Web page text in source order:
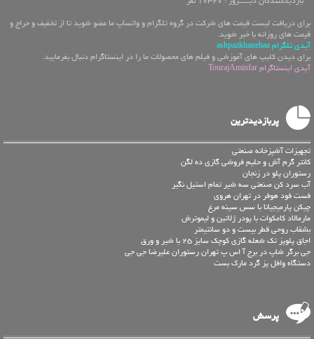
برای دریافت لیست قیمت های شرکت در گروه تلگرام و واتساپ ما عضو شوید تا از تخفیف و حراج و
قیمت های روزانه با خبر شوید.
آیدی تلگرام ashpazkhanehaa
برای دیدن کلیپ های آموزشی و فیلم های محصولات ما را در اینستاگرام دنبال بفرمایید.
آیدی اینستاگرام TourajAminfar
پربازدیدترین
تجهیزات آشپزخانه صنعتی
کانتر گرم آش و حلیم فروشی گازی ده لگن
رستوران پلو در زنجان
آب سرد کن صنعتی سه شیر تمام استیل نگیر
فست فود هوفر در تهران هروی
چیکن پارمیجیانا با سس سینه مرغ
مارمالاد کامکوات با پودر ژلاتین و لیموترش
بشقاب روحی قطر بیست و دو سانتیمتر
اجاق پلوپز تک شعله گازی کوچک سایز 25 با شیر و ورق
جی برگر شاپ در برج آ اس پ تهران رستوران علیرضا جی جی
دستگاه وافل پز گرد مارک بست
پرسش